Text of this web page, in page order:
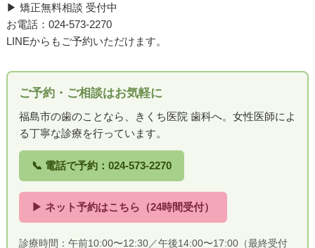
▶ 矯正無料相談 受付中
お電話：024-573-2270
LINEからもご予約いただけます。
ご予約・ご相談はお気軽に
福島市の歯のことなら、きくち医院 歯科へ。女性医師によ
る丁寧な診療を行っています。
📞 電話で予約：024-573-2270
▶ ネット予約はこちら（24時間受付）
診療時間：午前10:00〜12:30／午後14:00〜17:00（最終受付